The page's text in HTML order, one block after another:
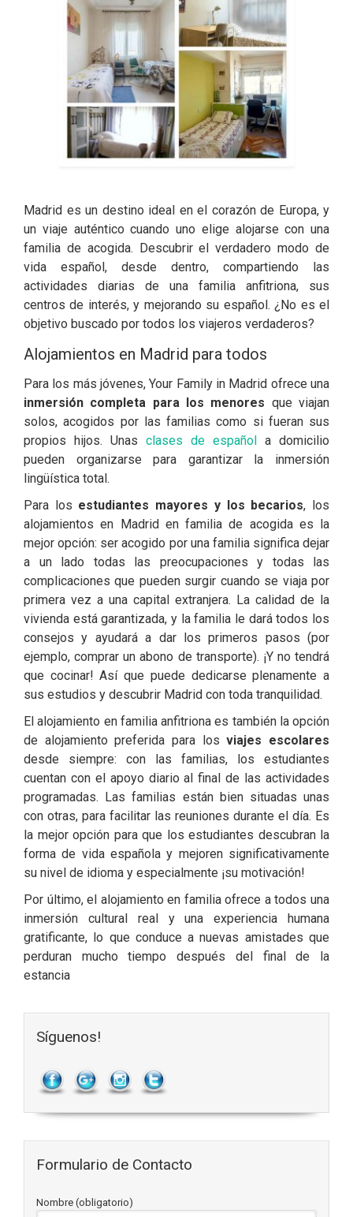
Madrid es un destino ideal en el corazón de Europa, y
un viaje auténtico cuando uno elige alojarse con una
familia de acogida. Descubrir el verdadero modo de
vida español, desde dentro, compartiendo las
actividades diarias de una familia anfitriona, sus
centros de interés, y mejorando su español. ¿No es el
objetivo buscado por todos los viajeros verdaderos?
Alojamientos en Madrid para todos
Para los más jóvenes, Your Family in Madrid ofrece una
inmersión completa para los menores que viajan
solos, acogidos por las familias como si fueran sus
propios hijos. Unas clases de español a domicilio
pueden organizarse para garantizar la inmersión
lingüística total.
Para los estudiantes mayores y los becarios, los
alojamientos en Madrid en familia de acogida es la
mejor opción: ser acogido por una familia significa dejar
a un lado todas las preocupaciones y todas las
complicaciones que pueden surgir cuando se viaja por
primera vez a una capital extranjera. La calidad de la
vivienda está garantizada, y la familia le dará todos los
consejos y ayudará a dar los primeros pasos (por
ejemplo, comprar un abono de transporte). ¡Y no tendrá
que cocinar! Así que puede dedicarse plenamente a
sus estudios y descubrir Madrid con toda tranquilidad.
El alojamiento en familia anfitriona es también la opción
de alojamiento preferida para losviajes escolares
desde siempre: con las familias, los estudiantes
cuentan con el apoyo diario al final de las actividades
programadas. Las familias están bien situadas unas
con otras, para facilitar las reuniones durante el día. Es
la mejor opción para que los estudiantes descubran la
forma de vida española y mejoren significativamente
su nivel de idioma y especialmente ¡su motivación!
Por último, el alojamiento en familia ofrece a todos una
inmersión cultural real y una experiencia humana
gratificante, lo que conduce a nuevas amistades que
perduran mucho tiempo después del final de la
estancia
Síguenos!
Formulario de Contacto
Nombre (obligatorio)